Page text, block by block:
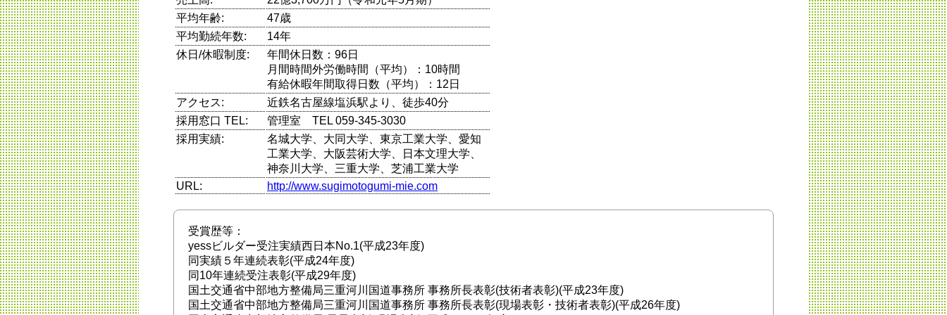
平均年齢:
47歳
平均勤続年数:
14年
休日/休暇制度:
年間休日数：96日
月間時間外労働時間（平均）：10時間
有給休暇年間取得日数（平均）：12日
アクセス:
近鉄名古屋線塩浜駅より、徒歩40分
採用窓口 TEL:
管理室 TEL 059-345-3030
採用実績:
名城大学、大同大学、東京工業大学、愛知
工業大学、大阪芸術大学、日本文理大学、
神奈川大学、三重大学、芝浦工業大学
URL:
http://www.sugimotogumi-mie.com
受賞歴等：
yessビルダー受注実績西日本No.1(平成23年度)
同実績５年連続表彰(平成24年度)
同10年連続受注表彰(平成29年度)
国土交通省中部地方整備局三重河川国道事務所 事務所長表彰(技術者表彰)(平成23年度)
国土交通省中部地方整備局三重河川国道事務所 事務所長表彰(現場表彰・技術者表彰)(平成26年度)